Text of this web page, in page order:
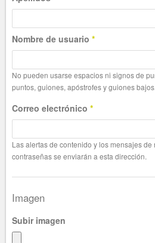
Nombre de usuario *
No pueden usarse espacios ni signos de
puntos, guiones, apóstrofes y guiones bajos.
Correo electrónico *
Las alertas de contenido y los mensajes de
contraseñas se enviarán a esta dirección.
Imagen
Subir imagen